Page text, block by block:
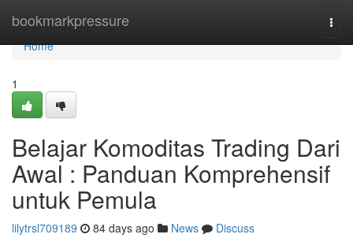
bookmarkpressure
Home
Home
1
Belajar Komoditas Trading Dari
Awal : Panduan Komprehensif
untuk Pemula
lilytrsl709189 84 days ago News
Discuss